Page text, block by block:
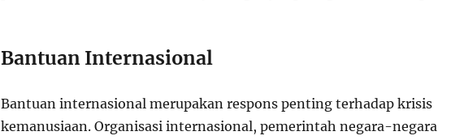
Bantuan Internasional
Bantuan internasional merupakan respons penting terhadap krisis
kemanusiaan. Organisasi internasional, pemerintah negara-negara